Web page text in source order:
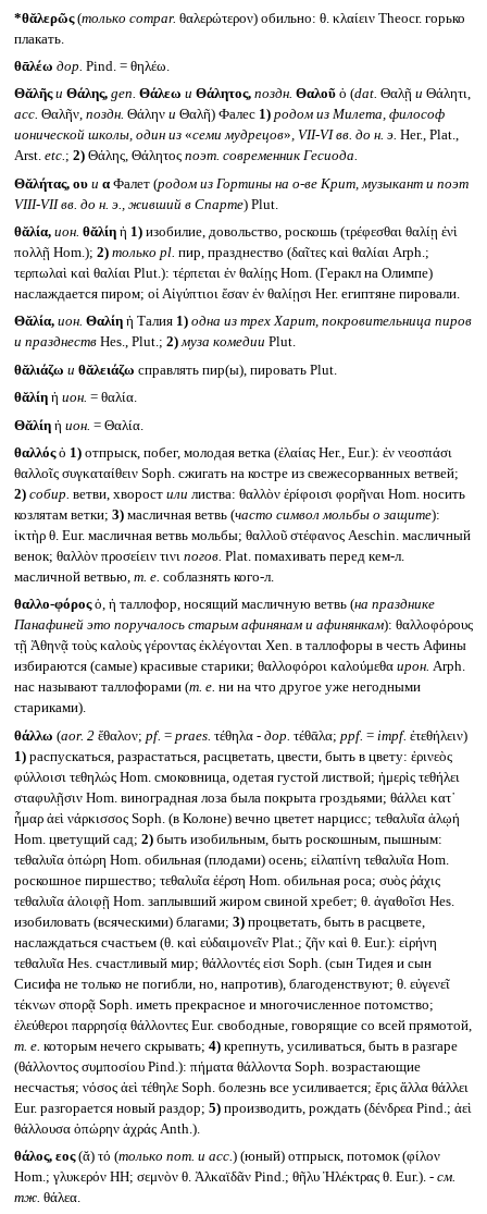
*θᾰλερῶς(только compar. θαλερώτερον) обильно: θ. κλαίειν Theocr. горько
плакать.
θᾱλέω дор. Pind. = θηλέω.
Θᾰλῆςи Θάλης, gen. Θάλεω и Θάλητος, поздн. Θαλοῦ ὁ (dat. Θαλῇ и Θάλητι,
acc. Θαλῆν, поздн. Θάλην и Θαλῆ) Фалес 1) родом из Милета, философ
ионической школы, один из«семи мудрецов», VII-VI вв. до н. э. Her., Plat.,
Arst. etc.; 2)Θάλης, Θάλητος поэт. современник Гесиода.
Θᾰλήτας, ου и α Фалет (родом из Гортины на о-ве Крит, музыкант и поэт
VIII-VII вв. до н. э., живший в Спарте) Plut.
θᾰλία, ион. θᾰλίηἡ 1)изобилие, довольство, роскошь (τρέφεσθαι θαλίῃ ἐνὶ
πολλῇ Hom.); 2) только pl. пир, празднество (δαῖτες καὶ θαλίαι Arph.;
τερπωλαὶ καὶ θαλίαι Plut.): τέρπεται ἐν θαλίῃς Hom. (Геракл на Олимпе)
наслаждается пиром; οἱ Αἰγύπτιοι ἔσαν ἐν θαλίῃσι Her. египтяне пировали.
Θᾰλία, ион. Θαλίηἡ Талия 1) одна из трех Харит, покровительница пиров
и празднествHes., Plut.; 2) муза комедии Plut.
θᾰλιάζω и θᾰλειάζω справлять пир(ы), пировать Plut.
θᾰλίη ἡ ион. = θαλία.
Θᾰλίη ἡ ион. = Θαλία.
θαλλόςὁ 1)отпрыск, побег, молодая ветка (ἐλαίας Her., Eur.): ἐν νεοσπάσι
θαλλοῖς συγκαταίθειν Soph. сжигать на костре из свежесорванных ветвей;
2) собир. ветви, хворост или листва: θαλλὸν ἐρίφοισι φορῆναι Hom. носить
козлятам ветки; 3)масличная ветвь (часто символ мольбы о защите):
ἱκτὴρ θ. Eur. масличная ветвь мольбы; θαλλοῦ στέφανος Aeschin. масличный
венок; θαλλὸν προσείειν τινι погов. Plat. помахивать перед кем-л.
масличной ветвью, т. е. соблазнять кого-л.
θαλλο-φόροςὁ, ἡ таллофор, носящий масличную ветвь (на празднике
Панафиней это поручалось старым афинянам и афинянкам): θαλλοφόρους
τῇ Ἀθηνᾷ τοὺς καλοὺς γέροντας ἐκλέγονται Xen. в таллофоры в честь Афины
избираются (самые) красивые старики; θαλλοφόροι καλούμεθα ирон. Arph.
нас называют таллофорами (т. е. ни на что другое уже негодными
стариками).
θάλλω (aor. 2ἔθαλον; pf. = praes. τέθηλα - дор. τέθᾱλα; ppf. = impf. ἐτεθήλειν)
1)распускаться, разрастаться, расцветать, цвести, быть в цвету: ἐρινεὸς
φύλλοισι τεθηλώς Hom. смоковница, одетая густой листвой; ἡμερὶς τεθήλει
σταφυλῇσιν Hom. виноградная лоза была покрыта гроздьями; θάλλει κατ᾽
ἦμαρ ἀεὶ νάρκισσος Soph. (в Колоне) вечно цветет нарцисс; τεθαλυῖα ἀλῳή
Hom. цветущий сад; 2)быть изобильным, быть роскошным, пышным:
τεθαλυῖα ὀπώρη Hom. обильная (плодами) осень; εἰλαπίνη τεθαλυῖα Hom.
роскошное пиршество; τεθαλυῖα ἐέρση Hom. обильная роса; συὸς ῥάχις
τεθαλυῖα ἀλοιφῇ Hom. заплывший жиром свиной хребет; θ. ἀγαθοῖσι Hes.
изобиловать (всяческими) благами; 3)процветать, быть в расцвете,
наслаждаться счастьем (θ. καὶ εὐδαιμονεῖν Plat.; ζῆν καὶ θ. Eur.): εἰρήνη
τεθαλυῖα Hes. счастливый мир; θάλλοντές εἰσι Soph. (сын Тидея и сын
Сисифа не только не погибли, но, напротив), благоденствуют; θ. εὐγενεῖ
τέκνων σπορᾷ Soph. иметь прекрасное и многочисленное потомство;
ἐλεύθεροι παρρησίᾳ θάλλοντες Eur. свободные, говорящие со всей прямотой,
т. е. которым нечего скрывать; 4)крепнуть, усиливаться, быть в разгаре
(θάλλοντος συμποσίου Pind.): πήματα θάλλοντα Soph. возрастающие
несчастья; νόσος ἀεὶ τέθηλε Soph. болезнь все усиливается; ἔρις ἄλλα θάλλει
Eur. разгорается новый раздор; 5)производить, рождать (δένδρεα Pind.; ἀεὶ
θάλλουσα ὀπώρην ἀχράς Anth.).
θάλος, εος(ᾰ) τό (только nom. и acc.) (юный) отпрыск, потомок (φίλον
Hom.; γλυκερόν HH; σεμνὸν θ. Ἀλκαϊδᾶν Pind.; θῆλυ Ἠλέκτρας θ. Eur.). - см.
тж. θάλεα.